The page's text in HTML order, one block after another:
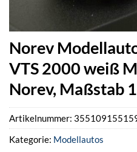
Norev
VTS 2000 weiß
Norev, Maßstab
Artikelnummer:
Kategorie: Modellautos